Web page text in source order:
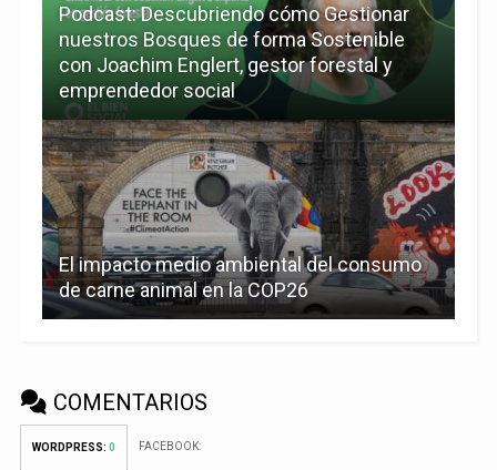
Podcast: Descubriendo cómo Gestionar
nuestros Bosques de forma Sostenible
con Joachim Englert, gestor forestal y
emprendedor social
El impacto medio ambiental del consumo
de carne animal en la COP26
COMENTARIOS
WORDPRESS: 0 FACEBOOK: